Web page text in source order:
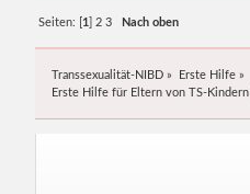
Seiten: [ 1 2 3 Nach oben
Transsexualität-NIBD » Erste Hilfe»
Erste Hilfe für Eltern von TS-Kindern